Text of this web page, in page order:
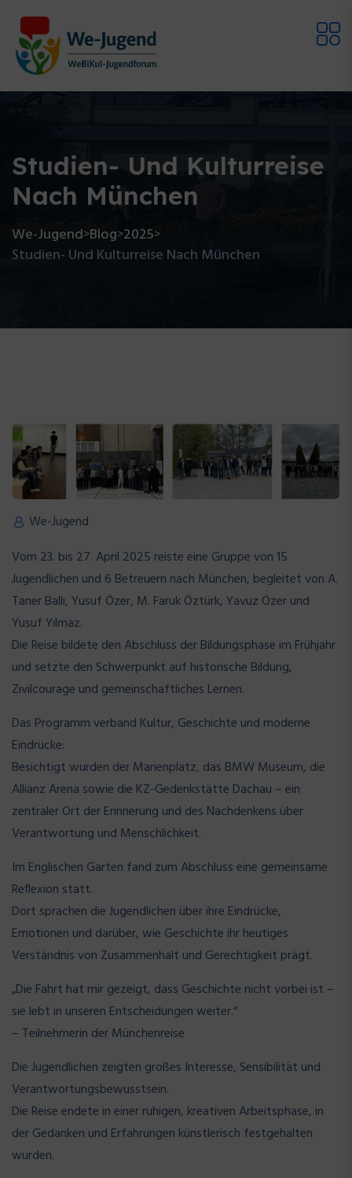
Studien- Und Kulturreise
Nach München
We-Jugend>Blog>2025>
Studien- Und Kulturreise Nach München
We-Jugend
Vom 23. bis 27. April 2025 reiste eine Gruppe von 15
Jugendlichen und 6 Betreuern nach München, begleitet von A.
Taner Ballı, Yusuf Özer, M. Faruk Öztürk, Yavuz Özer und
Yusuf Yılmaz.
Die Reise bildete den Abschluss der Bildungsphase im Frühjahr
und setzte den Schwerpunkt auf historische Bildung,
Zivilcourage und gemeinschaftliches Lernen.
Das Programm verband Kultur, Geschichte und moderne
Eindrücke:
Besichtigt wurden der Marienplatz, das BMW Museum, die
Allianz Arena sowie die KZ-Gedenkstätte Dachau – ein
zentraler Ort der Erinnerung und des Nachdenkens über
Verantwortung und Menschlichkeit.
Im Englischen Garten fand zum Abschluss eine gemeinsame
Reflexion statt.
Dort sprachen die Jugendlichen über ihre Eindrücke,
Emotionen und darüber, wie Geschichte ihr heutiges
Verständnis von Zusammenhalt und Gerechtigkeit prägt.
„Die Fahrt hat mir gezeigt, dass Geschichte nicht vorbei ist –
sie lebt in unseren Entscheidungen weiter.“
– Teilnehmerin der Münchenreise
Die Jugendlichen zeigten großes Interesse, Sensibilität und
Verantwortungsbewusstsein.
Die Reise endete in einer ruhigen, kreativen Arbeitsphase, in
der Gedanken und Erfahrungen künstlerisch festgehalten
wurden.